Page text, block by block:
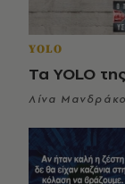
YOLO
Τα YOLO
Λίνα